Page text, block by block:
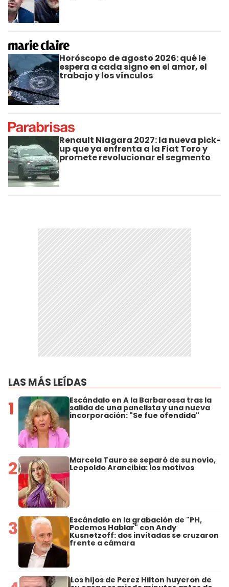
Horóscopo de agosto 2026: qué le
espera a cada signo en el amor, el
trabajo y los vínculos
Renault Niagara 2027: la nueva pick-
up que ya enfrenta a la Fiat Toro y
promete revolucionar el segmento
LAS MÁS LEÍDAS
1 Escándalo en A la Barbarossa tras la
salida de una panelista y una nueva
incorporación: "Se fue ofendida"
2 Marcela Tauro se separó de su novio,
Leopoldo Arancibia: los motivos
3 Escándalo en la grabación de "PH,
Podemos Hablar" con Andy
Kusnetzoff: dos invitadas se cruzaron
frente a cámara
Los hijos de Perez Hilton huyeron de